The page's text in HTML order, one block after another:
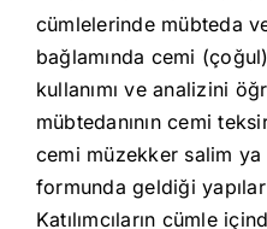
cümlelerinde mübteda
bağlamında cemi
kullanımı ve analizini
mübtedanının cemi
cemi müzekker salim
formunda geldiği yapılar
Katılımcıların cümle